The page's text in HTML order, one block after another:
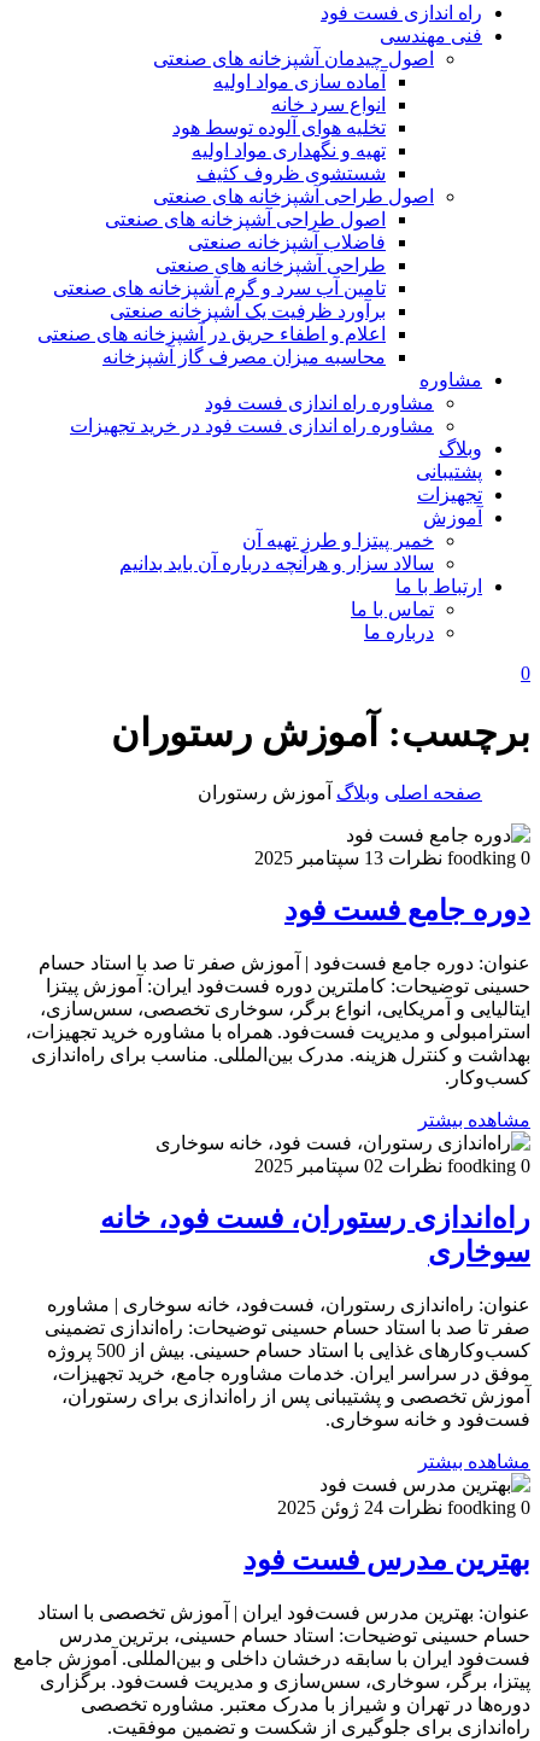
راه اندازی فست فود
فنی مهندسی
اصول چیدمان آشپزخانه های صنعتی
آماده سازی مواد اولیه
انواع سرد خانه
تخلیه هوای آلوده توسط هود
تهیه و نگهداری مواد اولیه
شستشوی ظروف کثیف
اصول طراحی آشپزخانه های صنعتی
اصول طراحی آشپزخانه های صنعتی
فاضلاب آشپزخانه صنعتی
طراحی آشپزخانه های صنعتی
تامین آب سرد و گرم آشپزخانه های صنعتی
برآورد ظرفیت یک آشپزخانه صنعتی
اعلام و اطفاء حریق در آشپزخانه های صنعتی
محاسبه میزان مصرف گاز آشپزخانه
مشاوره
مشاوره راه اندازی فست فود
مشاوره راه اندازی فست فود در خرید تجهیزات
وبلاگ
پشتیبانی
تجهیزات
آموزش
خمیر پیتزا و طرز تهیه آن
سالاد سزار و هرآنچه درباره آن باید بدانیم
ارتباط با ما
تماس با ما
درباره ما
0
برچسب: آموزش رستوران
صفحه اصلی وبلاگ آموزش رستوران
foodking 0 نظرات 13 سپتامبر 2025
دوره جامع فست فود
عنوان: دوره جامع فست‌فود | آموزش صفر تا صد با استاد حسام
حسینی توضیحات: کاملترین دوره فست‌فود ایران: آموزش پیتزا
ایتالیایی و آمریکایی، انواع برگر، سوخاری تخصصی، سس‌سازی،
استرامبولی و مدیریت فست‌فود. همراه با مشاوره خرید تجهیزات،
بهداشت و کنترل هزینه. مدرک بین‌المللی. مناسب برای راه‌اندازی
کسب‌وکار.
مشاهده بیشتر
foodking 0 نظرات 02 سپتامبر 2025
راه‌اندازی رستوران، فست فود، خانه
سوخاری
عنوان: راه‌اندازی رستوران، فست‌فود، خانه سوخاری | مشاوره
صفر تا صد با استاد حسام حسینی توضیحات: راه‌اندازی تضمینی
کسب‌وکارهای غذایی با استاد حسام حسینی. بیش از 500 پروژه
موفق در سراسر ایران. خدمات مشاوره جامع، خرید تجهیزات،
آموزش تخصصی و پشتیبانی پس از راه‌اندازی برای رستوران،
فست‌فود و خانه سوخاری.
مشاهده بیشتر
foodking 0 نظرات 24 ژوئن 2025
بهترین مدرس فست فود
عنوان: بهترین مدرس فست‌فود ایران | آموزش تخصصی با استاد
حسام حسینی توضیحات: استاد حسام حسینی، برترین مدرس
فست‌فود ایران با سابقه درخشان داخلی و بین‌المللی. آموزش جامع
پیتزا، برگر، سوخاری، سس‌سازی و مدیریت فست‌فود. برگزاری
دوره‌ها در تهران و شیراز با مدرک معتبر. مشاوره تخصصی
راه‌اندازی برای جلوگیری از شکست و تضمین موفقیت.